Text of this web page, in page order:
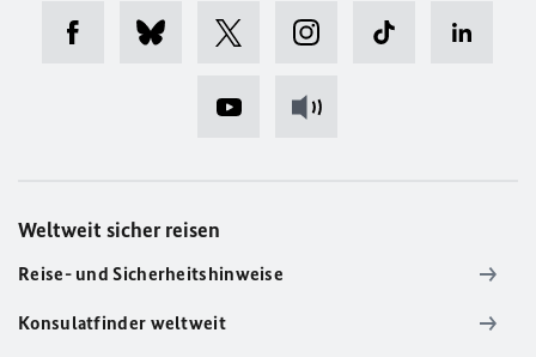
Weltweit sicher reisen
Reise- und Sicherheitshinweise
Konsulatfinder weltweit